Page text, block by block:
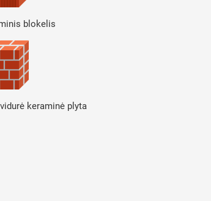
blokelis
keraminė plyta